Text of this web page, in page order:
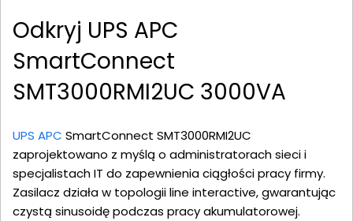
Odkryj UPS APC
SmartConnect
SMT3000RMI2UC 3000VA
UPS APC SmartConnect SMT3000RMI2UC
zaprojektowano z myślą o administratorach sieci i
specjalistach IT do zapewnienia ciągłości pracy firmy.
Zasilacz działa w topologii line interactive, gwarantując
czystą sinusoidę podczas pracy akumulatorowej.